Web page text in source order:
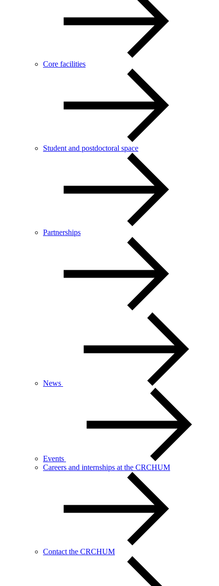
Core facilities
Student and postdoctoral space
Partnerships
News
Events
Careers and internships at the CRCHUM
Contact the CRCHUM